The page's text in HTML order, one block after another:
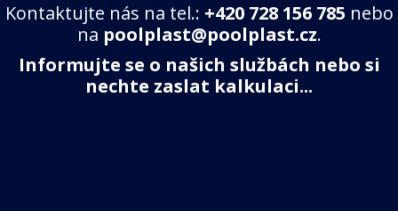
Kontaktujte nás na tel.:+420 728 156 785nebo
napoolplast@poolplast.cz.
Informujte se o našich službách nebo si
nechte zaslat kalkulaci...